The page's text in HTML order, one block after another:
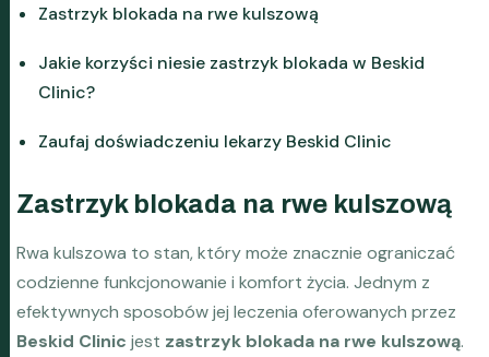
Zastrzyk blokada na rwe kulszową
Jakie korzyści niesie zastrzyk blokada w Beskid
Clinic?
Zaufaj doświadczeniu lekarzy Beskid Clinic
Zastrzyk blokada na rwe kulszową
Rwa kulszowa to stan, który może znacznie ograniczać
codzienne funkcjonowanie i komfort życia. Jednym z
efektywnych sposobów jej leczenia oferowanych przez
Beskid Clinic jest zastrzyk blokada na rwe kulszową.